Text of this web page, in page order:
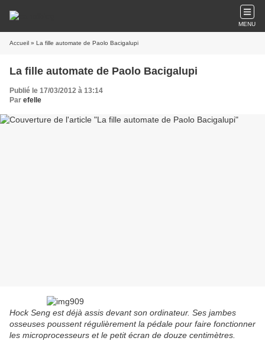
MENU
Accueil » La fille automate de Paolo Bacigalupi
La fille automate de Paolo Bacigalupi
Publié le 17/03/2012 à 13:14
Par efelle
Hock Seng est déjà assis devant son ordinateur. Ses jambes
osseuses poussent régulièrement la pédale pour faire fonctionner
les microprocesseurs et le petit écran de douze centimètres.